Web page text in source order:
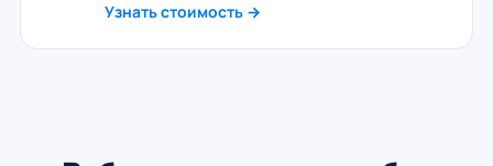
Узнать стоимость →